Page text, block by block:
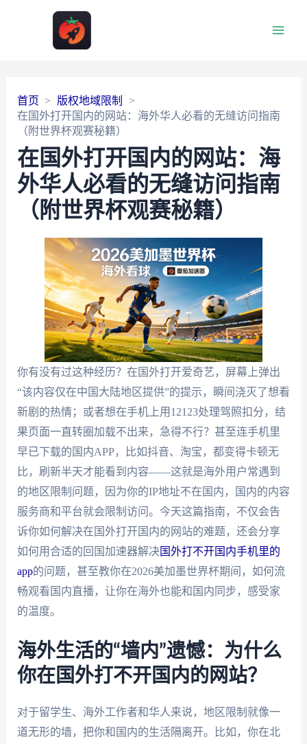
首页
版权地域限制
在国外打开国内的网站：海外华人必看的无缝访问指南
（附世界杯观赛秘籍）
在国外打开国内的网站：海
外华人必看的无缝访问指南
（附世界杯观赛秘籍）
你有没有过这种经历？在国外打开爱奇艺，屏幕上弹出
“该内容仅在中国大陆地区提供”的提示，瞬间浇灭了想看
新剧的热情；或者想在手机上用12123处理驾照扣分，结
果页面一直转圈加载不出来，急得不行？甚至连手机里
早已下载的国内APP，比如抖音、淘宝，都变得卡顿无
比，刷新半天才能看到内容——这就是海外用户常遇到
的地区限制问题，因为你的IP地址不在国内，国内的内容
服务商和平台就会限制访问。今天这篇指南，不仅会告
诉你如何解决在国外打开国内的网站的难题，还会分享
如何用合适的回国加速器解决国外打不开国内手机里的
app的问题，甚至教你在2026美加墨世界杯期间，如何流
畅观看国内直播，让你在海外也能和国内同步，感受家
的温度。
海外生活的“墙内”遗憾：为什么
你在国外打不开国内的网站？
对于留学生、海外工作者和华人来说，地区限制就像一
道无形的墙，把你和国内的生活隔离开。比如，你在北